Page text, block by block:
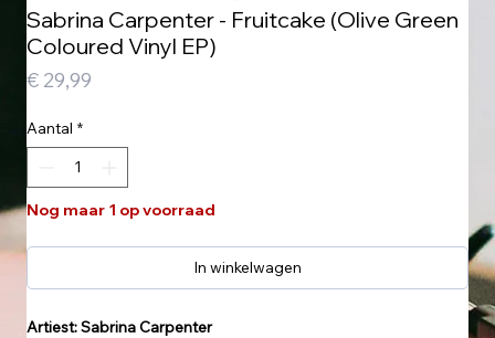
Sabrina Carpenter - Fruitcake (Olive Green
Coloured Vinyl EP)
€ 29,99
Aantal *
Nog maar 1 op voorraad
In winkelwagen
Artiest: Sabrina Carpenter